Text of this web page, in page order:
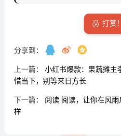
打赏！
分享到：
上一篇： 小红书爆款：果蔬摊主
惜当下，别等来日方长
下一篇： 阅读 阅读，让你在风
样